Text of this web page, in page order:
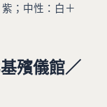
；中性：白＋
殯儀館／